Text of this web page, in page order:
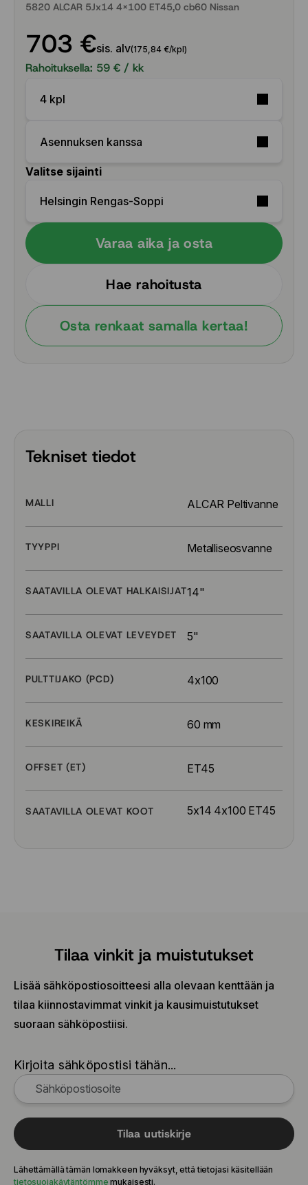
5820 ALCAR 5Jx14 4x100 ET45,0 cb60 Nissan
703 €sis. alv(175,84 €/kpl)
Rahoituksella: 59 € / kk
4 kpl
Asennuksen kanssa
Valitse sijainti
Helsingin Rengas-Soppi
Varaa aika ja osta
Hae rahoitusta
Osta renkaat samalla kertaa!
Tekniset tiedot
MALLI ALCAR Peltivanne
TYYPPI Metalliseosvanne
SAATAVILLA OLEVAT HALKAISIJAT14"
SAATAVILLA OLEVAT LEVEYDET 5"
PULTTIJAKO (PCD) 4x100
KESKIREIKÄ 60 mm
OFFSET (ET) ET45
SAATAVILLA OLEVAT KOOT 5x14 4x100 ET45
Tilaa vinkit ja muistutukset
Lisää sähköpostiosoitteesi alla olevaan kenttään ja
tilaa kiinnostavimmat vinkit ja kausimuistutukset
suoraan sähköpostiisi.
Kirjoita sähköpostisi tähän...
Tilaa uutiskirje
Lähettämällä tämän lomakkeen hyväksyt, että tietojasi käsitellään
tietosuojakäytäntömme mukaisesti.